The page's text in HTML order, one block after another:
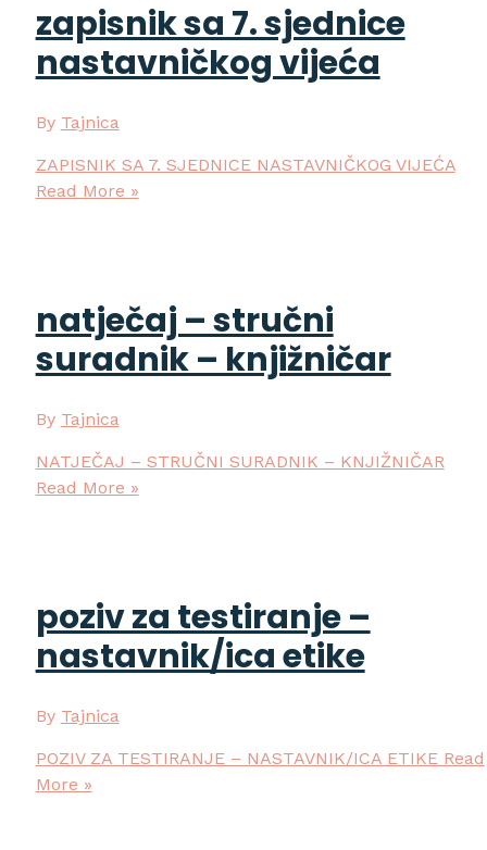
zapisnik sa 7. sjednice
nastavničkog vijeća
By Tajnica
ZAPISNIK SA 7. SJEDNICE NASTAVNIČKOG VIJEĆA
Read More »
natječaj – stručni
suradnik – knjižničar
By Tajnica
NATJEČAJ – STRUČNI SURADNIK – KNJIŽNIČAR
Read More »
poziv za testiranje –
nastavnik/ica etike
By Tajnica
POZIV ZA TESTIRANJE – NASTAVNIK/ICA ETIKERead
More »